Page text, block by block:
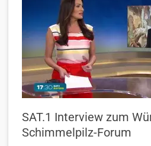
SAT.1 Interview zum
Schimmelpilz-Forum